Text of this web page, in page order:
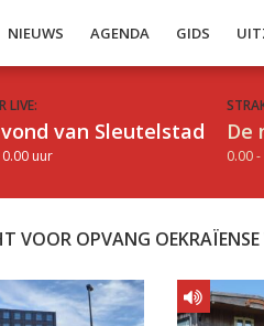
NIEUWS AGENDA GIDS
LIVE:
van Sleutelstad
uur
De
0.00
VOOR OPVANG